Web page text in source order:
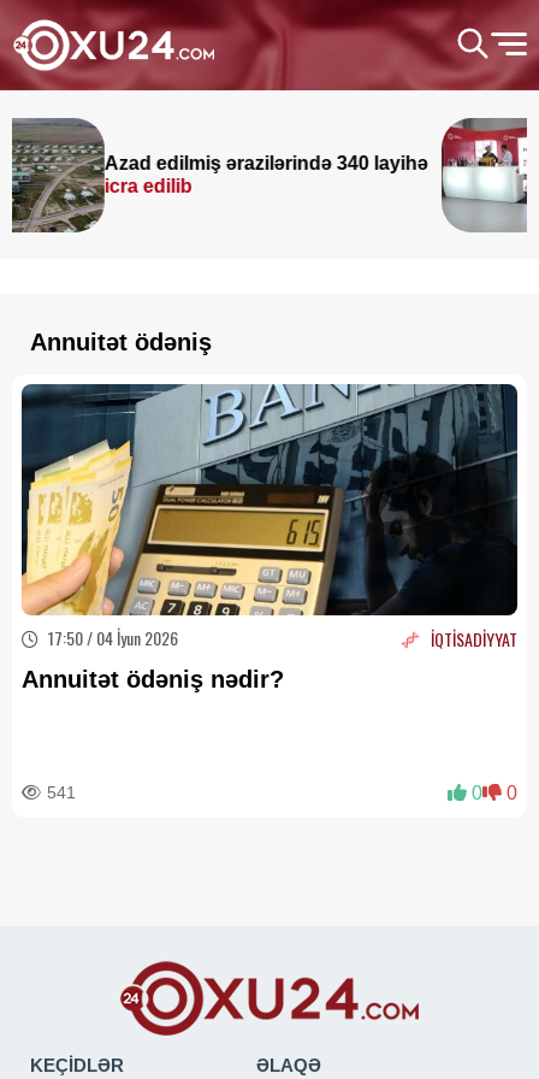
Azad edilmiş ərazilərində 340 layihə
icra edilib
Annuitət ödəniş
17:50 / 04 İyun 2026 İQTİSADİYYAT
Annuitət ödəniş nədir?
541 0 0
KEÇİDLƏR ƏLAQƏ